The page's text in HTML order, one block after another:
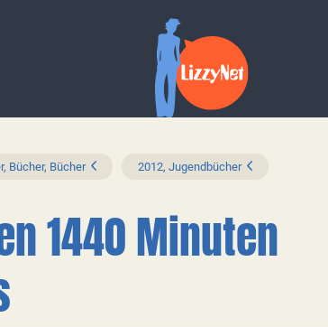
Bücher, Bücher 2012, Jugendbücher
1440 Minuten